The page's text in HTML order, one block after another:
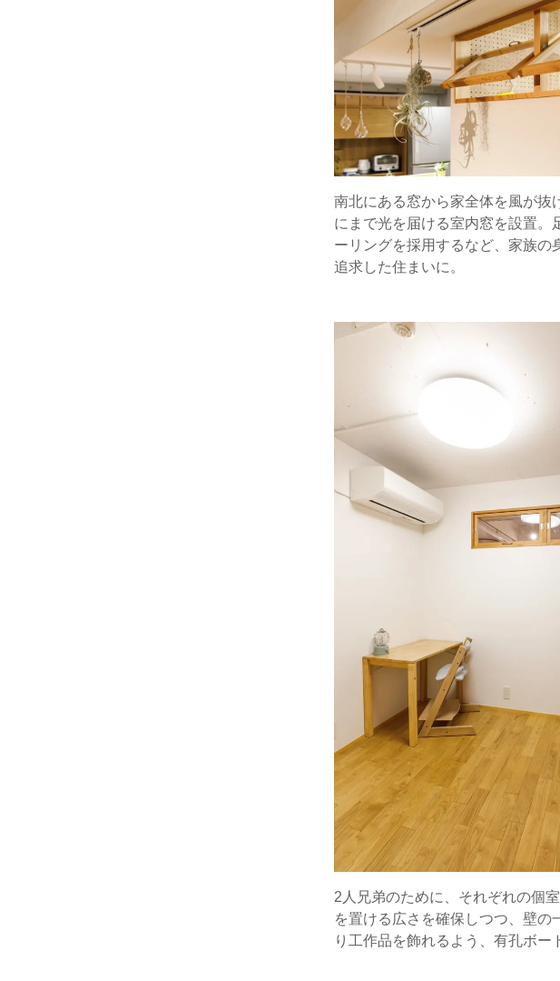
南北にある窓から家全体を風が抜
にまで光を届ける室内窓を設置。
ーリングを採用するなど、家族の
追求した住まいに。
2人兄弟のために、それぞれの個
を置ける広さを確保しつつ、壁の
り工作品を飾れるよう、有孔ボー